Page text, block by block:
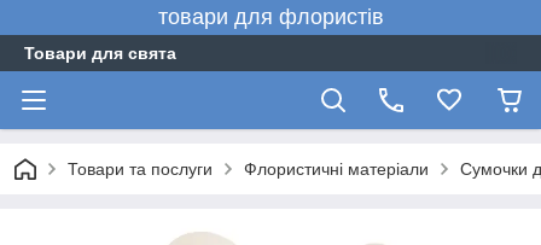
товари для флористів
Товари для свята
Товари та послуги Флористичні матеріали Сумочки